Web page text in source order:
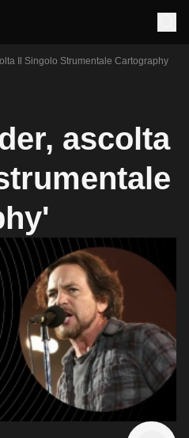
Il Singolo Strumentale Cartography
ascolta